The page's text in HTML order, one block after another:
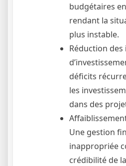
budgétaires
rendant la
plus instable.
Réduction
déficits
les
dans des
Une gestion
inappropriée
crédibilité de